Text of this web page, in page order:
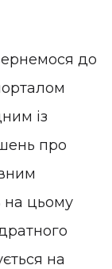
до
із
про
на цьому
на